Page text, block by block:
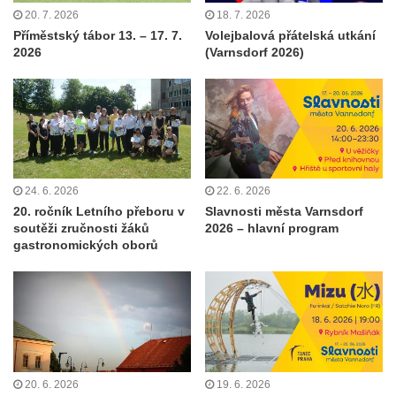
20. 7. 2026
Příměstský tábor 13. – 17. 7.
2026
18. 7. 2026
Volejbalová přátelská utkání
(Varnsdorf 2026)
24. 6. 2026
20. ročník Letního přeboru v
soutěži zručnosti žáků
gastronomických oborů
22. 6. 2026
Slavnosti města Varnsdorf
2026 – hlavní program
20. 6. 2026 19. 6. 2026